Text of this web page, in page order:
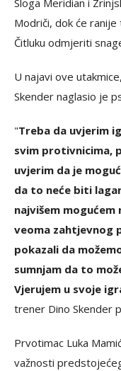
Sloga Meridian i
Modriči, dok će
Čitluku odmjeriti
U najavi ove
Skender naglasio je
"Treba da uvjerim
svim protivnicima,
uvjerim da je
da to neće biti
najvišem
veoma zahtjevnog
pokazali da
sumnjam da to
Vjerujem u svoje
trener Dino Skender
Prvotimac Luka
važnosti